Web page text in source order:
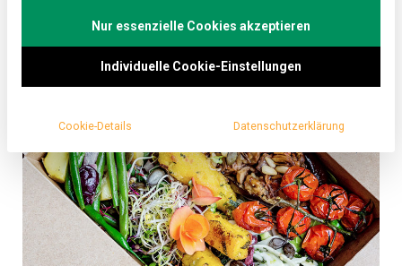
Rezepte“
mit
Joachim
(BMEL)
Webtalkshow „Berliner Rezepte“ diskutiert.
Nur essenzielle Cookies akzeptieren
Individuelle Cookie-Einstellungen
Cookie-Details Datenschutzerklärung